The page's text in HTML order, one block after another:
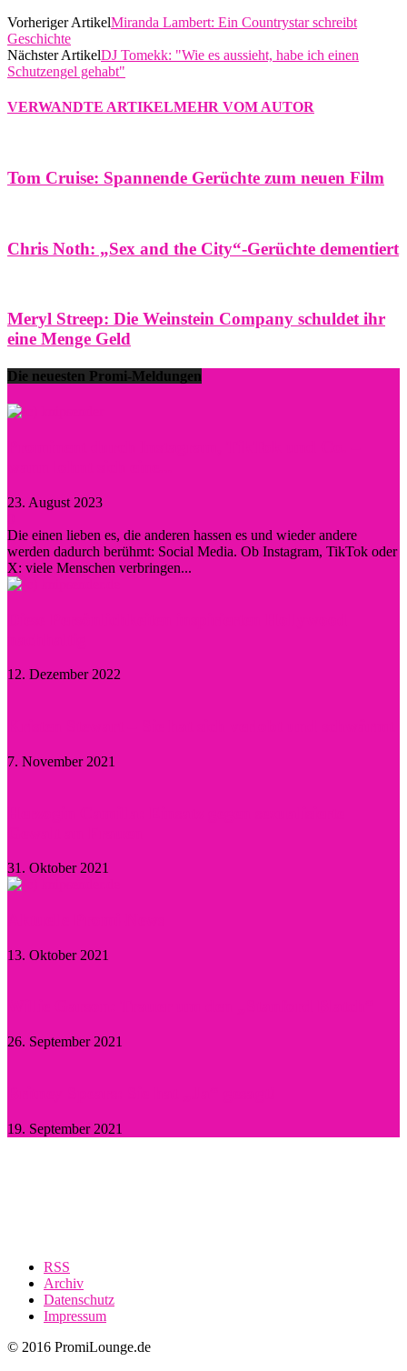
Vorheriger ArtikelMiranda Lambert: Ein Countrystar schreibt
Geschichte
Nächster ArtikelDJ Tomekk: "Wie es aussieht, habe ich einen
Schutzengel gehabt"
VERWANDTE ARTIKELMEHR VOM AUTOR
Tom Cruise: Spannende Gerüchte zum neuen Film
Chris Noth: „Sex and the City“-Gerüchte dementiert
Meryl Streep: Die Weinstein Company schuldet ihr
eine Menge Geld
Die neuesten Promi-Meldungen
23. August 2023
Die einen lieben es, die anderen hassen es und wieder andere
werden dadurch berühmt: Social Media. Ob Instagram, TikTok oder
X: viele Menschen verbringen...
12. Dezember 2022
7. November 2021
31. Oktober 2021
13. Oktober 2021
26. September 2021
19. September 2021
RSS
Archiv
Datenschutz
Impressum
© 2016 PromiLounge.de